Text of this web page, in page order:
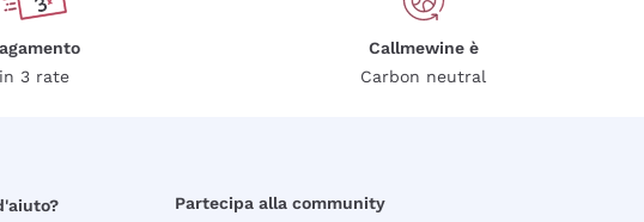
in 3 rate
Callmewine è
Carbon neutral
Partecipa alla community